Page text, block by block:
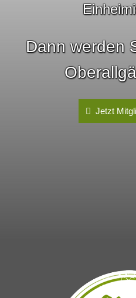
Dann werden
Jetzt